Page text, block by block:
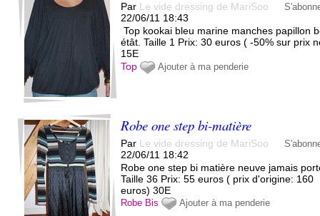
Par Le vide dressing de MariSoo
22/06/11 18:43
Top kookai bleu marine manches papillon
étât. Taille 1 Prix: 30 euros ( -50% sur prix
15E
Top
Ajouter à ma penderie
Robe one step bi-matière
Par Le vide dressing de MariSoo
22/06/11 18:42
Robe one step bi matière neuve jamais
Taille 36 Prix: 55 euros ( prix d'origine: 160
euros) 30E
Robe Bis Ajouter à ma penderie